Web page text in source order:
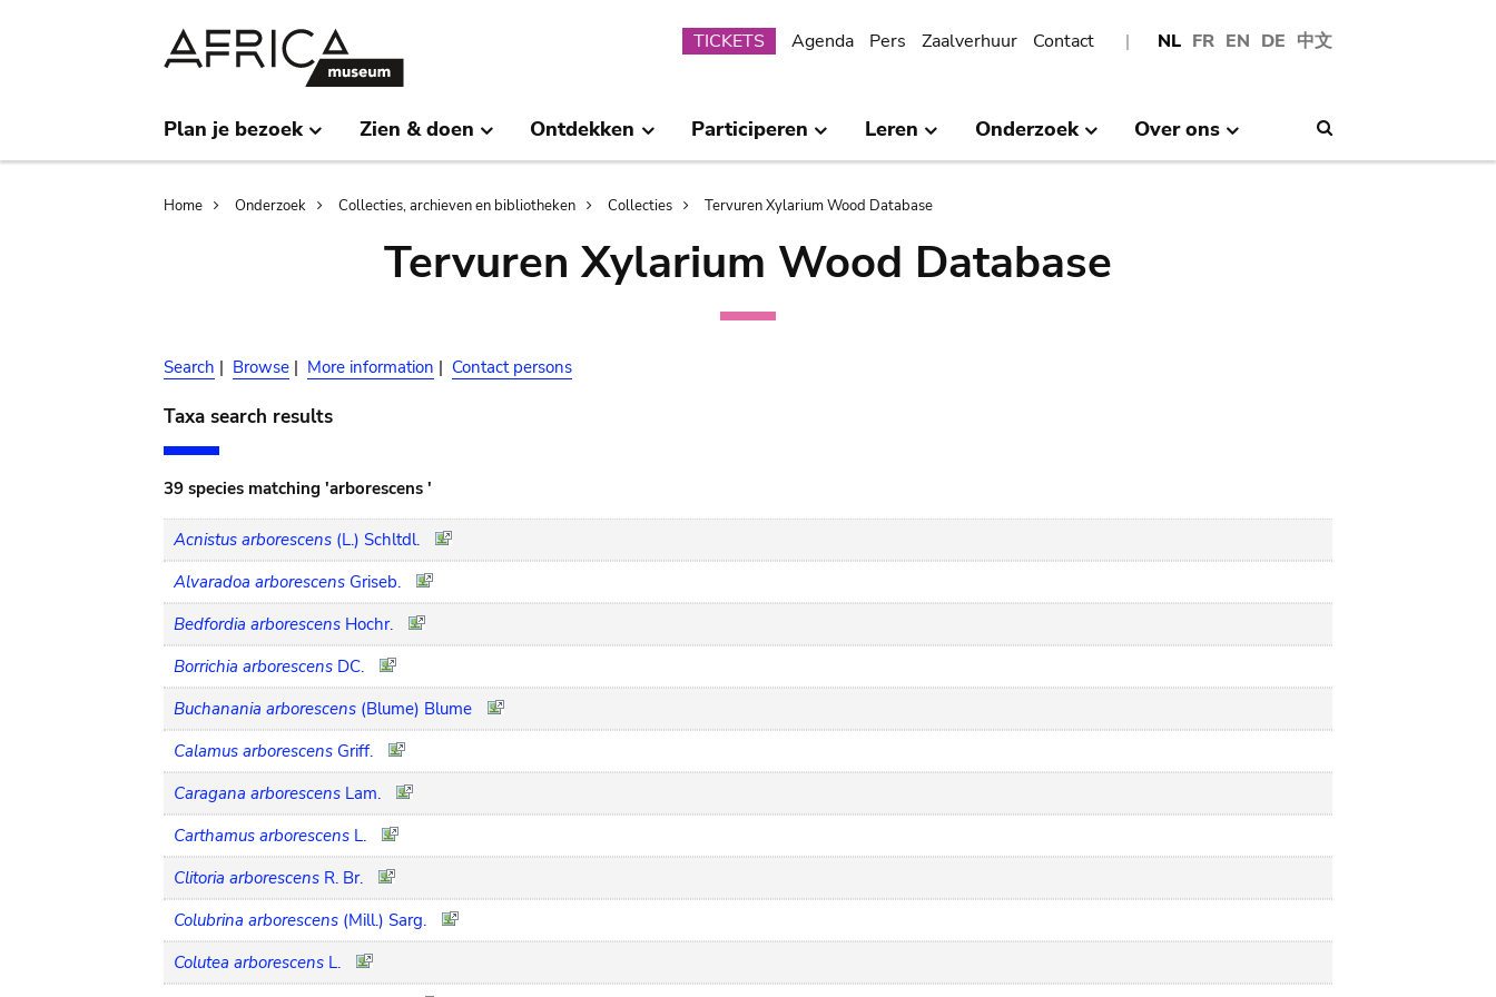
NL FR EN DE 中文
Submenu
TICKETS Agenda Pers Zaalverhuur Contact
Plan je bezoek Zien & doen Ontdekken Participeren Leren Onderzoek Over ons
Breadcrumb
Home Onderzoek Collecties, archieven en bibliotheken Collecties Tervuren Xylarium Wood Database
Tervuren Xylarium Wood Database
Search | Browse | More information | Contact persons
Taxa search results
39 species matching 'arborescens '
Acnistus arborescens (L.) Schltdl.
Alvaradoa arborescens Griseb.
Bedfordia arborescens Hochr.
Borrichia arborescens DC.
Buchanania arborescens (Blume) Blume
Calamus arborescens Griff.
Caragana arborescens Lam.
Carthamus arborescens L.
Clitoria arborescens R. Br.
Colubrina arborescens (Mill.) Sarg.
Colutea arborescens L.